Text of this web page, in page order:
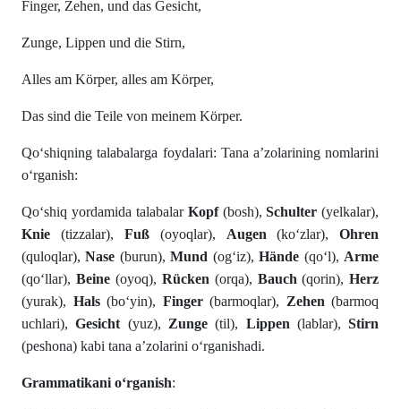
Finger, Zehen, und das Gesicht,
Zunge, Lippen und die Stirn,
Alles am Körper, alles am Körper,
Das sind die Teile von meinem Körper.
Qo‘shiqning talabalarga foydalari: Tana a’zolarining nomlarini
o‘rganish:
Qo‘shiq yordamida talabalar Kopf(bosh),Schulter (yelkalar),
Knie (tizzalar), Fuß(oyoqlar), Augen (ko‘zlar),Ohren
(quloqlar),Nase (burun),Mund (og‘iz),Hände (qo‘l), Arme
(qo‘llar), Beine(oyoq), Rücken (orqa), Bauch (qorin),Herz
(yurak), Hals(bo‘yin), Finger(barmoqlar), Zehen (barmoq
uchlari),Gesicht (yuz), Zunge(til), Lippen (lablar),Stirn
(peshona) kabi tana a’zolarini o‘rganishadi.
Grammatikani o‘rganish: